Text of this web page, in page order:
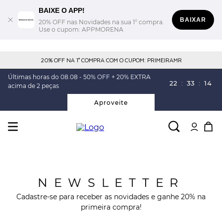
BAIXE O APP!
20% OFF nas Novidades na sua 1° compra.
Use o cupom: APPMORENA
BAIXAR
20% OFF NA 1° COMPRA COM O CUPOM: PRIMEIRAMR
Últimas horas do 08.08 - 50% OFF + 20% EXTRA
acima de 2 peças
22 : 33 : 14
Aproveite
NEWSLETTER
Cadastre-se para receber as novidades e ganhe 20% na
primeira compra!